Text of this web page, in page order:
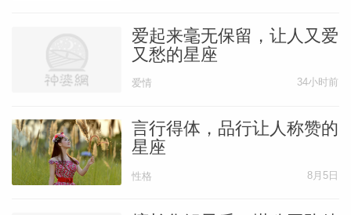
爱起来毫无保留，让人又爱
又愁的星座
爱情 34小时前
言行得体，品行让人称赞的
星座
性格 8月5日